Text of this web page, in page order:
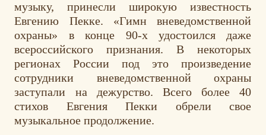
музыку, принесли широкую известность
Евгению Пекке. «Гимн вневедомственной
охраны» в конце 90-х удостоился даже
всероссийского признания. В некоторых
регионах России под это произведение
сотрудники вневедомственной охраны
заступали на дежурство. Всего более 40
стихов Евгения Пекки обрели свое
музыкальное продолжение.